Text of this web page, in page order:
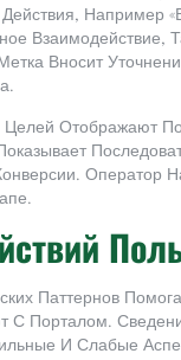
Например
Взаимодействие,
Вносит
Целей Отображают
Оператор
Паттернов
С Порталом.
И Слабые